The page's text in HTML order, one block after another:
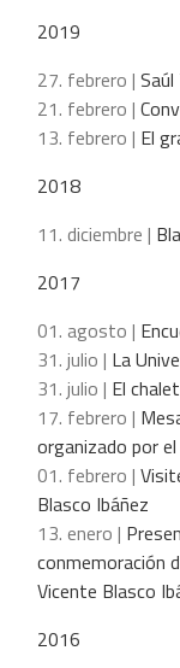
2019
27. febrero |
21. febrero |
13. febrero | El
2018
11. diciembre |
2017
01. agosto |
31. julio | La
31. julio | El
17. febrero |
organizado por
01. febrero |
Blasco Ibáñez
13. enero |
conmemoración
Vicente Blasco
2016